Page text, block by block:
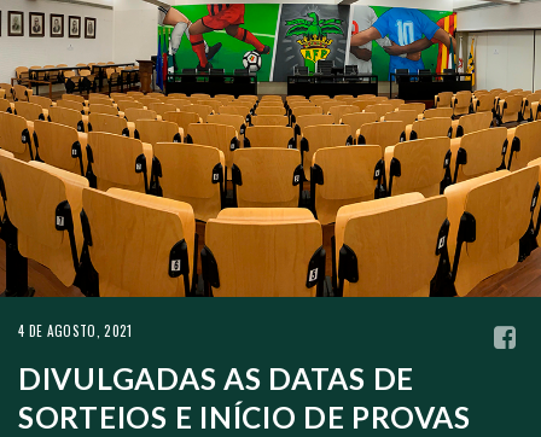
4 DE AGOSTO, 2021
DIVULGADAS AS DATAS DE
SORTEIOS E INÍCIO DE PROVAS